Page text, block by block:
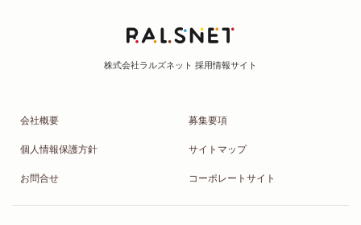
会社概要 募集要項
個人情報保護方針 サイトマップ
お問合せ コーポレートサイト